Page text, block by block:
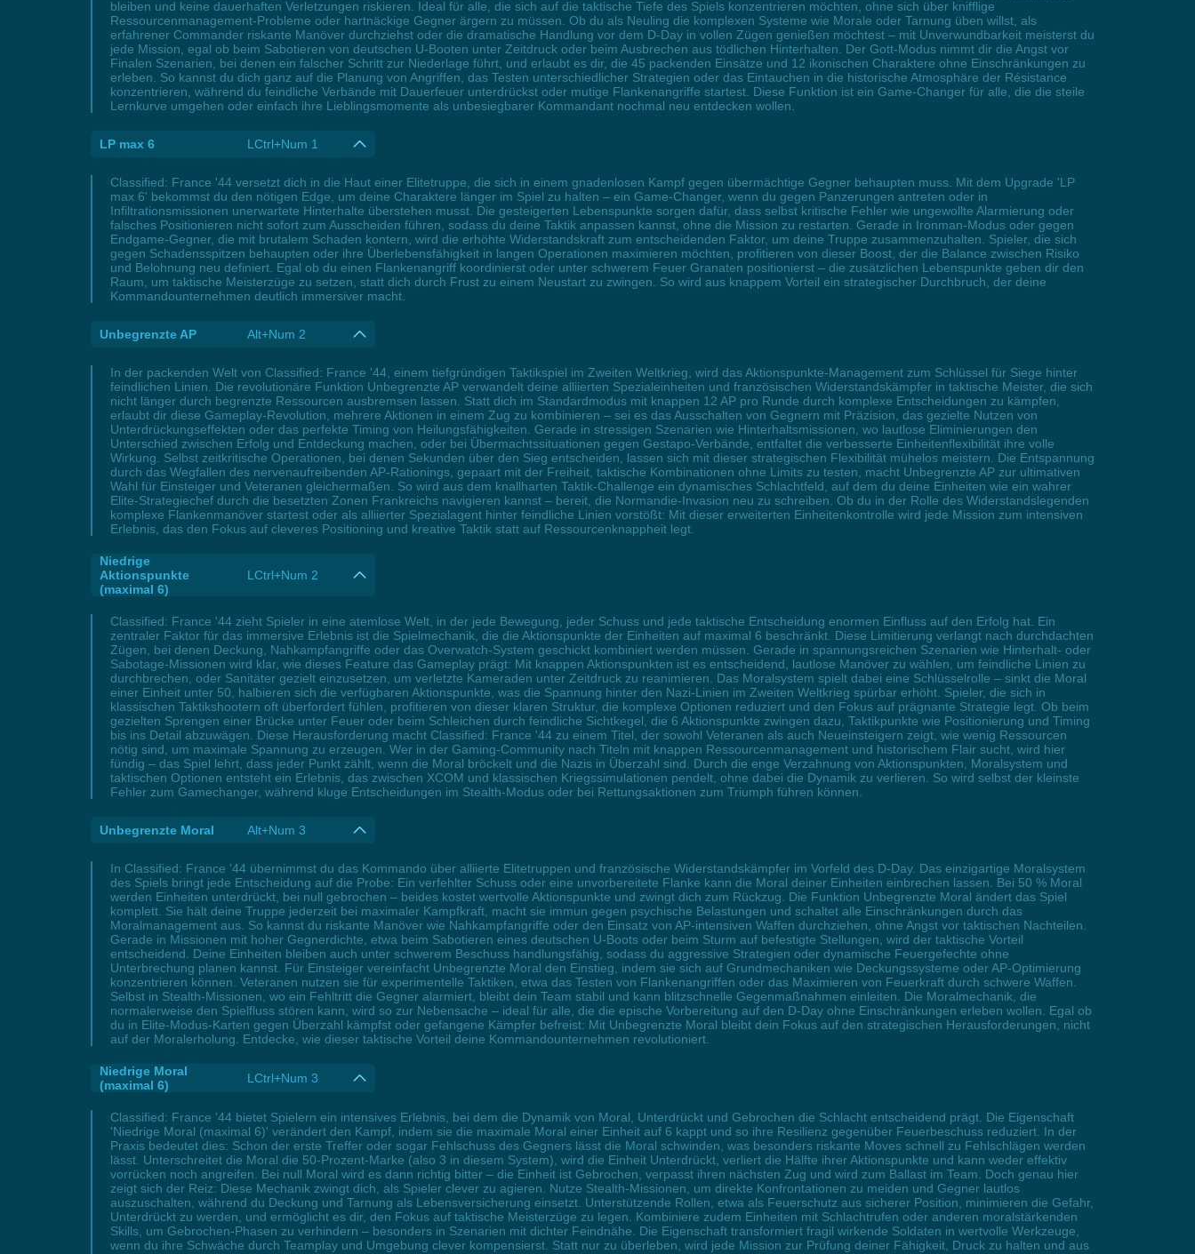
bleiben und keine dauerhaften Verletzungen riskieren. Ideal für alle, die sich auf die taktische Tiefe des Spiels konzentrieren möchten, ohne sich über knifflige
Ressourcenmanagement-Probleme oder hartnäckige Gegner ärgern zu müssen. Ob du als Neuling die komplexen Systeme wie Morale oder Tarnung üben willst, als
erfahrener Commander riskante Manöver durchziehst oder die dramatische Handlung vor dem D-Day in vollen Zügen genießen möchtest – mit Unverwundbarkeit meisterst du
jede Mission, egal ob beim Sabotieren von deutschen U-Booten unter Zeitdruck oder beim Ausbrechen aus tödlichen Hinterhalten. Der Gott-Modus nimmt dir die Angst vor
Finalen Szenarien, bei denen ein falscher Schritt zur Niederlage führt, und erlaubt es dir, die 45 packenden Einsätze und 12 ikonischen Charaktere ohne Einschränkungen zu
erleben. So kannst du dich ganz auf die Planung von Angriffen, das Testen unterschiedlicher Strategien oder das Eintauchen in die historische Atmosphäre der Résistance
konzentrieren, während du feindliche Verbände mit Dauerfeuer unterdrückst oder mutige Flankenangriffe startest. Diese Funktion ist ein Game-Changer für alle, die die steile
Lernkurve umgehen oder einfach ihre Lieblingsmomente als unbesiegbarer Kommandant nochmal neu entdecken wollen.
LP max 6 LCtrl+Num 1
Classified: France '44 versetzt dich in die Haut einer Elitetruppe, die sich in einem gnadenlosen Kampf gegen übermächtige Gegner behaupten muss. Mit dem Upgrade 'LP
max 6' bekommst du den nötigen Edge, um deine Charaktere länger im Spiel zu halten – ein Game-Changer, wenn du gegen Panzerungen antreten oder in
Infiltrationsmissionen unerwartete Hinterhalte überstehen musst. Die gesteigerten Lebenspunkte sorgen dafür, dass selbst kritische Fehler wie ungewollte Alarmierung oder
falsches Positionieren nicht sofort zum Ausscheiden führen, sodass du deine Taktik anpassen kannst, ohne die Mission zu restarten. Gerade in Ironman-Modus oder gegen
Endgame-Gegner, die mit brutalem Schaden kontern, wird die erhöhte Widerstandskraft zum entscheidenden Faktor, um deine Truppe zusammenzuhalten. Spieler, die sich
gegen Schadensspitzen behaupten oder ihre Überlebensfähigkeit in langen Operationen maximieren möchten, profitieren von dieser Boost, der die Balance zwischen Risiko
und Belohnung neu definiert. Egal ob du einen Flankenangriff koordinierst oder unter schwerem Feuer Granaten positionierst – die zusätzlichen Lebenspunkte geben dir den
Raum, um taktische Meisterzüge zu setzen, statt dich durch Frust zu einem Neustart zu zwingen. So wird aus knappem Vorteil ein strategischer Durchbruch, der deine
Kommandounternehmen deutlich immersiver macht.
Unbegrenzte AP Alt+Num 2
In der packenden Welt von Classified: France '44, einem tiefgründigen Taktikspiel im Zweiten Weltkrieg, wird das Aktionspunkte-Management zum Schlüssel für Siege hinter
feindlichen Linien. Die revolutionäre Funktion Unbegrenzte AP verwandelt deine alliierten Spezialeinheiten und französischen Widerstandskämpfer in taktische Meister, die sich
nicht länger durch begrenzte Ressourcen ausbremsen lassen. Statt dich im Standardmodus mit knappen 12 AP pro Runde durch komplexe Entscheidungen zu kämpfen,
erlaubt dir diese Gameplay-Revolution, mehrere Aktionen in einem Zug zu kombinieren – sei es das Ausschalten von Gegnern mit Präzision, das gezielte Nutzen von
Unterdrückungseffekten oder das perfekte Timing von Heilungsfähigkeiten. Gerade in stressigen Szenarien wie Hinterhaltsmissionen, wo lautlose Eliminierungen den
Unterschied zwischen Erfolg und Entdeckung machen, oder bei Übermachtssituationen gegen Gestapo-Verbände, entfaltet die verbesserte Einheitenflexibilität ihre volle
Wirkung. Selbst zeitkritische Operationen, bei denen Sekunden über den Sieg entscheiden, lassen sich mit dieser strategischen Flexibilität mühelos meistern. Die Entspannung
durch das Wegfallen des nervenaufreibenden AP-Rationings, gepaart mit der Freiheit, taktische Kombinationen ohne Limits zu testen, macht Unbegrenzte AP zur ultimativen
Wahl für Einsteiger und Veteranen gleichermaßen. So wird aus dem knallharten Taktik-Challenge ein dynamisches Schlachtfeld, auf dem du deine Einheiten wie ein wahrer
Elite-Strategiechef durch die besetzten Zonen Frankreichs navigieren kannst – bereit, die Normandie-Invasion neu zu schreiben. Ob du in der Rolle des Widerstandslegenden
komplexe Flankenmanöver startest oder als alliierter Spezialagent hinter feindliche Linien vorstößt: Mit dieser erweiterten Einheitenkontrolle wird jede Mission zum intensiven
Erlebnis, das den Fokus auf cleveres Positioning und kreative Taktik statt auf Ressourcenknappheit legt.
Niedrige
Aktionspunkte
(maximal 6)
LCtrl+Num 2
Classified: France '44 zieht Spieler in eine atemlose Welt, in der jede Bewegung, jeder Schuss und jede taktische Entscheidung enormen Einfluss auf den Erfolg hat. Ein
zentraler Faktor für das immersive Erlebnis ist die Spielmechanik, die die Aktionspunkte der Einheiten auf maximal 6 beschränkt. Diese Limitierung verlangt nach durchdachten
Zügen, bei denen Deckung, Nahkampfangriffe oder das Overwatch-System geschickt kombiniert werden müssen. Gerade in spannungsreichen Szenarien wie Hinterhalt- oder
Sabotage-Missionen wird klar, wie dieses Feature das Gameplay prägt: Mit knappen Aktionspunkten ist es entscheidend, lautlose Manöver zu wählen, um feindliche Linien zu
durchbrechen, oder Sanitäter gezielt einzusetzen, um verletzte Kameraden unter Zeitdruck zu reanimieren. Das Moralsystem spielt dabei eine Schlüsselrolle – sinkt die Moral
einer Einheit unter 50, halbieren sich die verfügbaren Aktionspunkte, was die Spannung hinter den Nazi-Linien im Zweiten Weltkrieg spürbar erhöht. Spieler, die sich in
klassischen Taktikshootern oft überfordert fühlen, profitieren von dieser klaren Struktur, die komplexe Optionen reduziert und den Fokus auf prägnante Strategie legt. Ob beim
gezielten Sprengen einer Brücke unter Feuer oder beim Schleichen durch feindliche Sichtkegel, die 6 Aktionspunkte zwingen dazu, Taktikpunkte wie Positionierung und Timing
bis ins Detail abzuwägen. Diese Herausforderung macht Classified: France '44 zu einem Titel, der sowohl Veteranen als auch Neueinsteigern zeigt, wie wenig Ressourcen
nötig sind, um maximale Spannung zu erzeugen. Wer in der Gaming-Community nach Titeln mit knappen Ressourcenmanagement und historischem Flair sucht, wird hier
fündig – das Spiel lehrt, dass jeder Punkt zählt, wenn die Moral bröckelt und die Nazis in Überzahl sind. Durch die enge Verzahnung von Aktionspunkten, Moralsystem und
taktischen Optionen entsteht ein Erlebnis, das zwischen XCOM und klassischen Kriegssimulationen pendelt, ohne dabei die Dynamik zu verlieren. So wird selbst der kleinste
Fehler zum Gamechanger, während kluge Entscheidungen im Stealth-Modus oder bei Rettungsaktionen zum Triumph führen können.
Unbegrenzte Moral Alt+Num 3
In Classified: France '44 übernimmst du das Kommando über alliierte Elitetruppen und französische Widerstandskämpfer im Vorfeld des D-Day. Das einzigartige Moralsystem
des Spiels bringt jede Entscheidung auf die Probe: Ein verfehlter Schuss oder eine unvorbereitete Flanke kann die Moral deiner Einheiten einbrechen lassen. Bei 50 % Moral
werden Einheiten unterdrückt, bei null gebrochen – beides kostet wertvolle Aktionspunkte und zwingt dich zum Rückzug. Die Funktion Unbegrenzte Moral ändert das Spiel
komplett. Sie hält deine Truppe jederzeit bei maximaler Kampfkraft, macht sie immun gegen psychische Belastungen und schaltet alle Einschränkungen durch das
Moralmanagement aus. So kannst du riskante Manöver wie Nahkampfangriffe oder den Einsatz von AP-intensiven Waffen durchziehen, ohne Angst vor taktischen Nachteilen.
Gerade in Missionen mit hoher Gegnerdichte, etwa beim Sabotieren eines deutschen U-Boots oder beim Sturm auf befestigte Stellungen, wird der taktische Vorteil
entscheidend. Deine Einheiten bleiben auch unter schwerem Beschuss handlungsfähig, sodass du aggressive Strategien oder dynamische Feuergefechte ohne
Unterbrechung planen kannst. Für Einsteiger vereinfacht Unbegrenzte Moral den Einstieg, indem sie sich auf Grundmechaniken wie Deckungssysteme oder AP-Optimierung
konzentrieren können. Veteranen nutzen sie für experimentelle Taktiken, etwa das Testen von Flankenangriffen oder das Maximieren von Feuerkraft durch schwere Waffen.
Selbst in Stealth-Missionen, wo ein Fehltritt die Gegner alarmiert, bleibt dein Team stabil und kann blitzschnelle Gegenmaßnahmen einleiten. Die Moralmechanik, die
normalerweise den Spielfluss stören kann, wird so zur Nebensache – ideal für alle, die die epische Vorbereitung auf den D-Day ohne Einschränkungen erleben wollen. Egal ob
du in Elite-Modus-Karten gegen Überzahl kämpfst oder gefangene Kämpfer befreist: Mit Unbegrenzte Moral bleibt dein Fokus auf den strategischen Herausforderungen, nicht
auf der Moralerholung. Entdecke, wie dieser taktische Vorteil deine Kommandounternehmen revolutioniert.
Niedrige Moral
(maximal 6)
LCtrl+Num 3
Classified: France '44 bietet Spielern ein intensives Erlebnis, bei dem die Dynamik von Moral, Unterdrückt und Gebrochen die Schlacht entscheidend prägt. Die Eigenschaft
'Niedrige Moral (maximal 6)' verändert den Kampf, indem sie die maximale Moral einer Einheit auf 6 kappt und so ihre Resilienz gegenüber Feuerbeschuss reduziert. In der
Praxis bedeutet dies: Schon der erste Treffer oder sogar Fehlschuss des Gegners lässt die Moral schwinden, was besonders riskante Moves schnell zu Fehlschlägen werden
lässt. Unterschreitet die Moral die 50-Prozent-Marke (also 3 in diesem System), wird die Einheit Unterdrückt, verliert die Hälfte ihrer Aktionspunkte und kann weder effektiv
vorrücken noch angreifen. Bei null Moral wird es dann richtig bitter – die Einheit ist Gebrochen, verpasst ihren nächsten Zug und wird zum Ballast im Team. Doch genau hier
zeigt sich der Reiz: Diese Mechanik zwingt dich, als Spieler clever zu agieren. Nutze Stealth-Missionen, um direkte Konfrontationen zu meiden und Gegner lautlos
auszuschalten, während du Deckung und Tarnung als Lebensversicherung einsetzt. Unterstützende Rollen, etwa als Feuerschutz aus sicherer Position, minimieren die Gefahr,
Unterdrückt zu werden, und ermöglicht es dir, den Fokus auf taktische Meisterzüge zu legen. Kombiniere zudem Einheiten mit Schlachtrufen oder anderen moralstärkenden
Skills, um Gebrochen-Phasen zu verhindern – besonders in Szenarien mit dichter Feindnähe. Die Eigenschaft transformiert fragil wirkende Soldaten in wertvolle Werkzeuge,
wenn du ihre Schwäche durch Teamplay und Umgebung clever kompensierst. Statt nur zu überleben, wird jede Mission zur Prüfung deiner Fähigkeit, Druck zu halten und aus